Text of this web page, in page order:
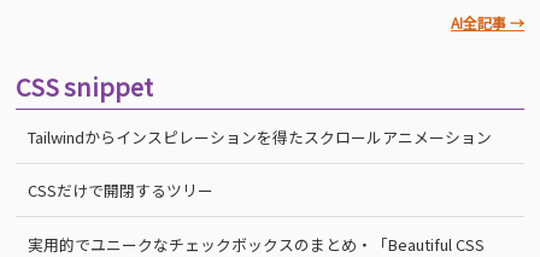
AI全記事 →
CSS snippet
Tailwindからインスピレーションを得たスクロールアニメーション
CSSだけで開閉するツリー
実用的でユニークなチェックボックスのまとめ・「Beautiful CSS